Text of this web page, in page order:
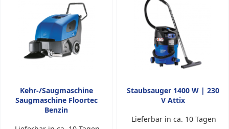
Kehr-/Saugmaschine
Saugmaschine Floortec
Benzin
Staubsauger 1400 W | 230
V Attix
Lieferbar in ca. 10 Tagen